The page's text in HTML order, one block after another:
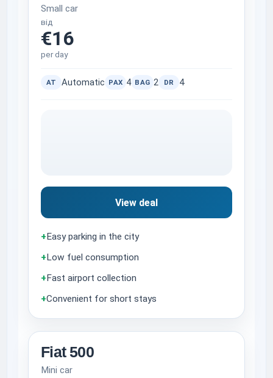
Small car
від
€16
per day
AT Automatic PAX 4 BAG 2 DR 4
View deal
+ Easy parking in the city
+ Low fuel consumption
+ Fast airport collection
+Convenient for short stays
Fiat 500
Mini car